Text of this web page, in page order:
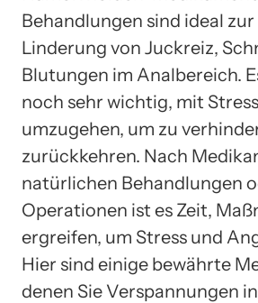
Behandlungen sind ideal
Linderung von Juckreiz,
Blutungen im Analbereich.
noch sehr wichtig, mit
umzugehen, um zu
zurückkehren. Nach
natürlichen Behandlungen
Operationen ist es Zeit,
ergreifen, um Stress und
Hier sind einige bewährte
denen Sie Verspannungen